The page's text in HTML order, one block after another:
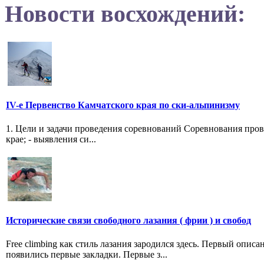
Новости восхождений:
IV-е Первенство Камчатского края по ски-альпинизму
1. Цели и задачи проведения соревнований Соревнования
крае; - выявления си...
Исторические связи свободного лазания ( фрии ) и свобод
Free climbing как стиль лазания зародился здесь. Первый
появились первые закладки. Первые з...